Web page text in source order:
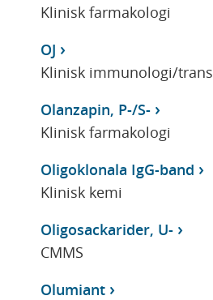
Klinisk farmakologi
OJ
Klinisk immunologi/
Olanzapin, P-/S-
Klinisk farmakologi
Oligoklonala IgG-band
Klinisk kemi
Oligosackarider, U-
CMMS
Olumiant